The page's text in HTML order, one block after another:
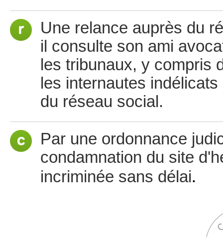
Une relance auprès du
il consulte son ami
les tribunaux, y compris
les internautes
du réseau social.
Par une ordonnance
condamnation du site
incriminée sans délai.